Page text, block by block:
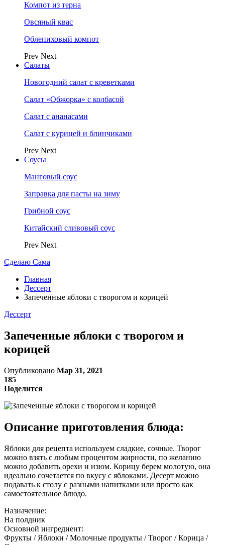
Компот из терна
Овсяный квас
Облепиховый компот
Prev Next
Салаты
Новогодний салат с креветками
Салат «Обжорка» с колбасой
Салат с ананасами
Салат с курицей и блинчиками
Prev Next
Соусы
Манговый соус
Заправка для пасты на зиму
Грибной соус
Китайский сливовый соус
Prev Next
Сделаю Сама
Главная
Дессерт
Запеченные яблоки с творогом и корицей
Дессерт
Запеченные яблоки с творогом и
корицей
Опубликовано Мар 31, 2021
185
Поделится
Описание приготовления блюда:
Яблоки для рецепта используем сладкие, сочные. Творог
можно взять с любым процентом жирности, по желанию
можно добавить орехи и изюм. Корицу берем молотую, она
идеально сочетается по вкусу с яблоками. Десерт можно
подавать к столу с разными напитками или просто как
самостоятельное блюдо.
Назначение:
На полдник
Основной ингредиент:
Фрукты / Яблоки / Молочные продукты / Творог / Корица /